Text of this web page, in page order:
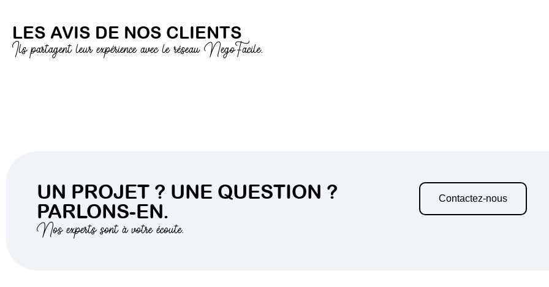
LES AVIS DE NOS CLIENTS
Ils partagent leur expérience avec le réseau NegoFacile.
UN PROJET ? UNE QUESTION ?
PARLONS-EN.
Nos experts sont à votre écoute.
Contactez-nous